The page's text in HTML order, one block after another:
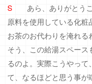
S あら、ありがとう
原料を使用している化粧
お茶のお代わりを淹れる
そう、この給湯スペー
るのよ。実際こうやっ
て、なるほどと思う事